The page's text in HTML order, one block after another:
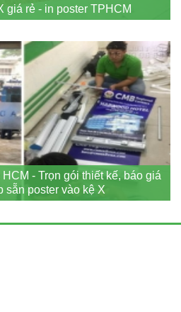
giá rẻ - in poster TPHCM
- Trọn gói thiết kế, báo giá
sẵn poster vào kệ X